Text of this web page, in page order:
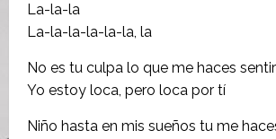
La-la-la
La-la-la-la-la-la, la
No es tu culpa lo que me haces sentir
Yo estoy loca, pero loca por tí
Niño hasta en mis sueños tu me